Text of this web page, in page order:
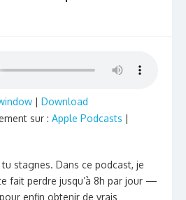
| Download
sur : Apple Podcasts |
stagnes. Dans ce podcast, je
fait perdre jusqu’à 8h par jour —
enfin obtenir de vrais